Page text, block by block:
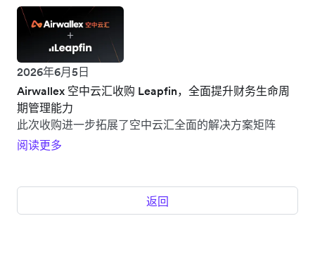
2026年6月5日
Airwallex 空中云汇收购 Leapfin，全面提升财务生命周
期管理能力
此次收购进一步拓展了空中云汇全面的解决方案矩阵
阅读更多
返回